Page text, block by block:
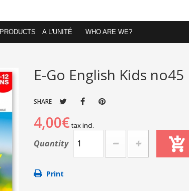
PRODUCTS A L'UNITÉ WHO ARE WE?
E-Go English Kids no45
SHARE
4,00€tax incl.
Quantity
Print